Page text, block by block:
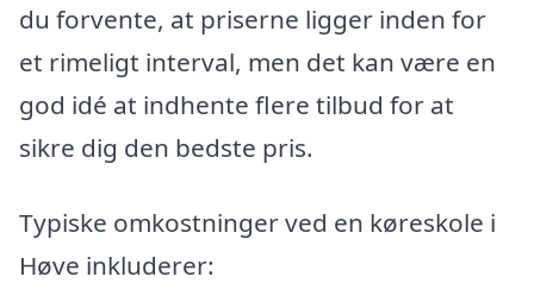
du forvente, at priserne ligger inden for
et rimeligt interval, men det kan være en
god idé at indhente flere tilbud for at
sikre dig den bedste pris.
Typiske omkostninger ved en køreskole i
Høve inkluderer: